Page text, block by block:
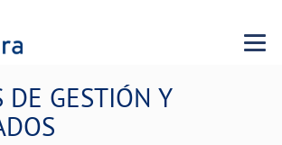
Menu
DE GESTIÓN Y